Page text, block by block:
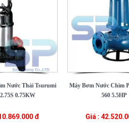
Nước Thải Tsurumi
0.75KW
đ
Máy Bơm Nước Chìm
560 5.5HP
Giá :